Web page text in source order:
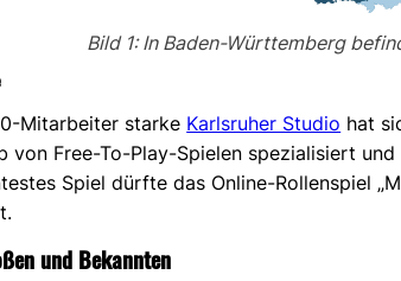
Bild 1: In Baden-Württemberg
Mitarbeiter starke Karlsruher Studio hat
von Free-To-Play-Spielen spezialisiert
Spiel dürfte das Online-Rollenspiel
und Bekannten